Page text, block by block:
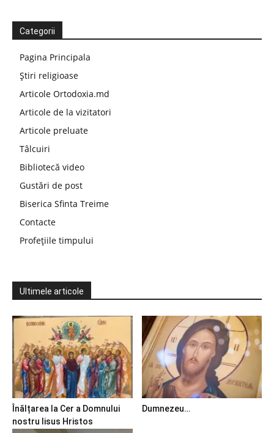
Categorii
Pagina Principala
Știri religioase
Articole Ortodoxia.md
Articole de la vizitatori
Articole preluate
Tâlcuiri
Bibliotecă video
Gustări de post
Biserica Sfinta Treime
Contacte
Profețiile timpului
Ultimele articole
Înălțarea la Cer a Domnului
nostru Iisus Hristos
Dumnezeu…